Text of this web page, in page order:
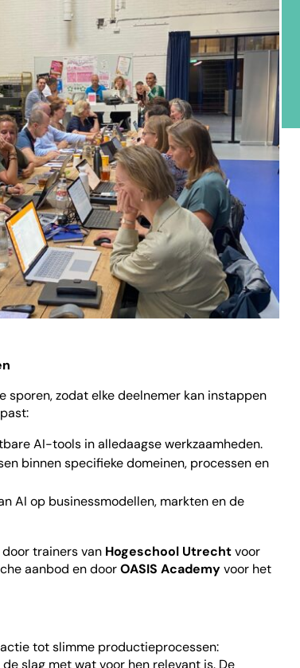
sporen, zodat elke deelnemer kan instappen
AI-tools in alledaagse werkzaamheden.
binnen specifieke domeinen, processen en
AI op businessmodellen, markten en de
trainers van Hogeschool Utrechtvoor
aanbod en doorOASIS Academyvoor het
tot slimme productieprocessen: